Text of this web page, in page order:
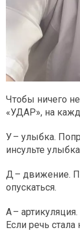
Чтобы ничего
«УДАР», на
У – улыбка.
инсульте
Д – движение.
опускаться.
А –
Если речь